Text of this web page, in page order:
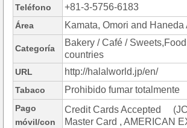
Teléfono +81-3-5756-6183
Área Kamata, Omori and Haneda
Categoría
Bakery / Café /
countries
URL http://halalworld.jp/en/
Tabaco Prohibido fumar totalmente
Pago
móvil/con
Credit Cards Accepted
Master Card , AMERICAN